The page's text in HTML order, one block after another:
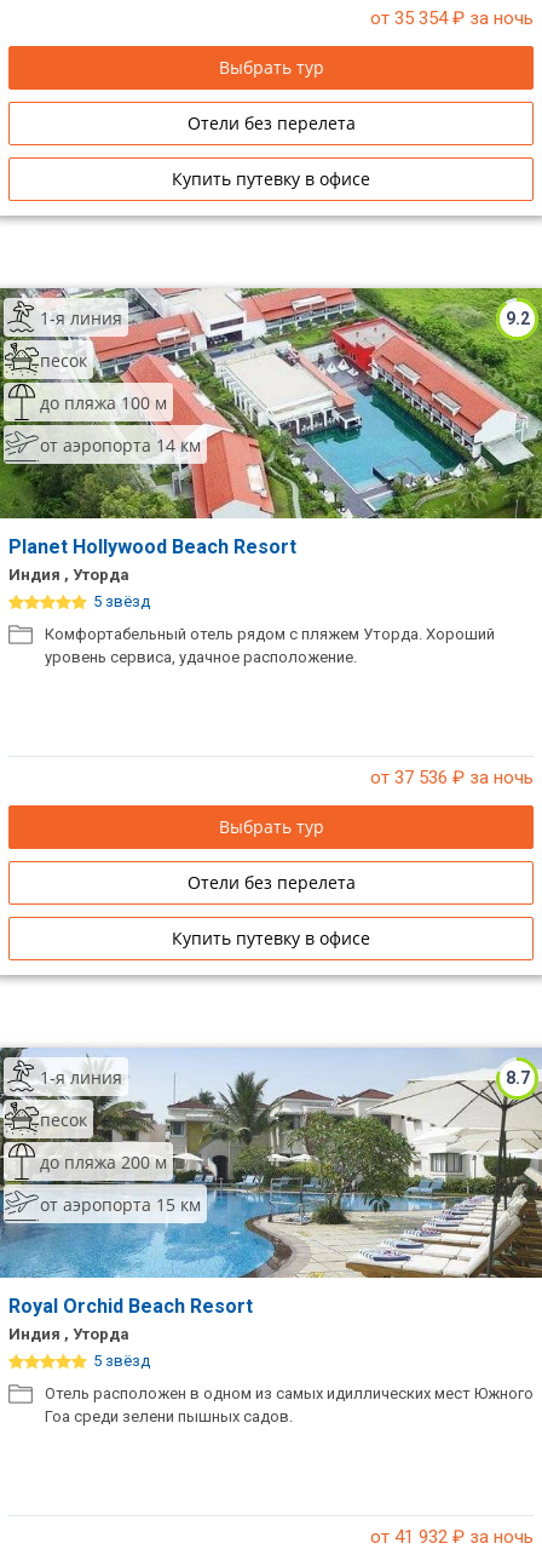
от 35 354₽ за ночь
Выбрать тур
Отели без перелета
Купить путевку в офисе
9.2
1-я линия
песок
до пляжа 100 м
от аэропорта 14 км
Planet Hollywood Beach Resort
Индия , Уторда
5 звёзд
Комфортабельный отель рядом с пляжем Уторда. Хороший
уровень сервиса, удачное расположение.
от 37 536 ₽ за ночь
Выбрать тур
Отели без перелета
Купить путевку в офисе
8.7
1-я линия
песок
до пляжа 200 м
от аэропорта 15 км
Royal Orchid Beach Resort
Индия , Уторда
5 звёзд
Отель расположен в одном из самых идиллических мест Южного
Гоа среди зелени пышных садов.
от 41 932 ₽ за ночь
Сетевые отели Шри Ланки
Сетевые отели Вьетнама
Сетевые отели Бали
Сетевые отели Сейшел
Сетевые отели Маврикия